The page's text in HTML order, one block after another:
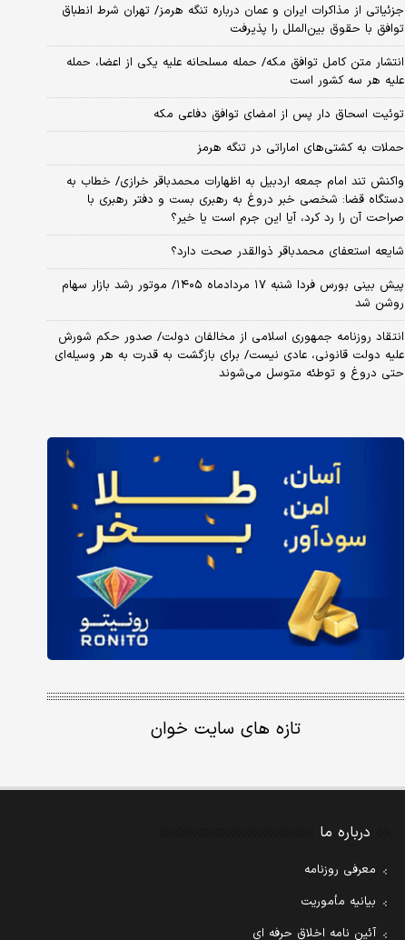
جزئیاتی از مذاکرات ایران و عمان درباره تنگه هرمز/ تهران شرط انطباق
توافق با حقوق بین‌الملل را پذیرفت
انتشار متن کامل توافق مکه/ حمله مسلحانه علیه یکی از اعضا، حمله
علیه هر سه کشور است
توئیت اسحاق دار پس از امضای توافق دفاعی مکه
حملات به کشتی‌های اماراتی در تنگه هرمز
واکنش تند امام جمعه اردبیل به اظهارات محمدباقر خرازی/ خطاب به
دستگاه قضا: شخصی خبر دروغ به رهبری بست و دفتر رهبری با
صراحت آن را رد کرد، آیا این جرم است یا خیر؟
شایعه استعفای محمدباقر ذوالقدر صحت دارد؟
پیش بینی بورس فردا شنبه ۱۷ مردادماه ۱۴۰۵/ موتور رشد بازار سهام
روشن شد
انتقاد روزنامه جمهوری اسلامی از مخالفان دولت/ صدور حکم شورش
علیه دولت قانونی، عادی نیست/ برای بازگشت به قدرت به هر وسیله‌ای
حتی دروغ و توطئه متوسل می‌شوند
تازه های سایت خوان
درباره ما
معرفی روزنامه
بیانیه مأموریت
آئین نامه اخلاق حرفه ای